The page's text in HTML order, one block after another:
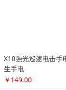
￥24999.00
7F 积分商城